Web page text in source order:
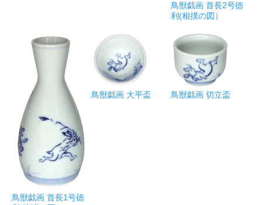
鳥獣戯画 首長2号徳
利(相撲の図）
鳥獣戯画 首長1号徳
鳥獣戯画 大平盃 鳥獣戯画 切立盃